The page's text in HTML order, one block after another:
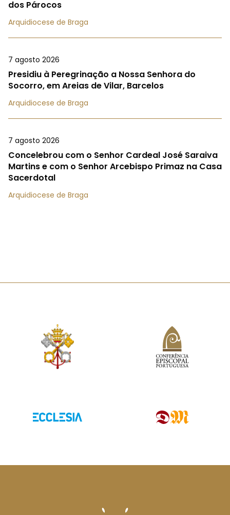
dos Párocos
Arquidiocese de Braga
7 agosto 2026
Presidiu à Peregrinação a Nossa Senhora do
Socorro, em Areias de Vilar, Barcelos
Arquidiocese de Braga
7 agosto 2026
Concelebrou com o Senhor Cardeal José Saraiva
Martins e com o Senhor Arcebispo Primaz na Casa
Sacerdotal
Arquidiocese de Braga